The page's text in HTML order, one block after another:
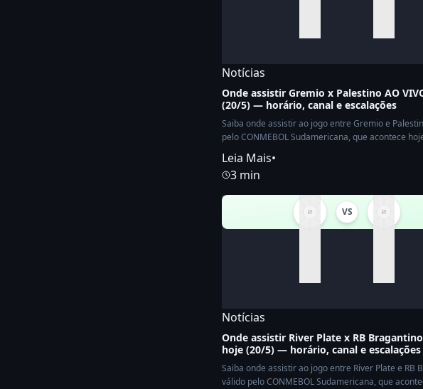
Notícias
Onde assistir Gremio x Palestino AO
(20/5) — horário, canal e escalações
Saiba onde assistir ao jogo entre Gremio e
pelo CONMEBOL Sudamericana, que acontece
Leia Mais•
3 min
VS
Notícias
Onde assistir River Plate x RB
hoje (20/5) — horário, canal e escalações
Saiba onde assistir ao jogo entre River Plate e RB
válido pelo CONMEBOL Sudamericana, que